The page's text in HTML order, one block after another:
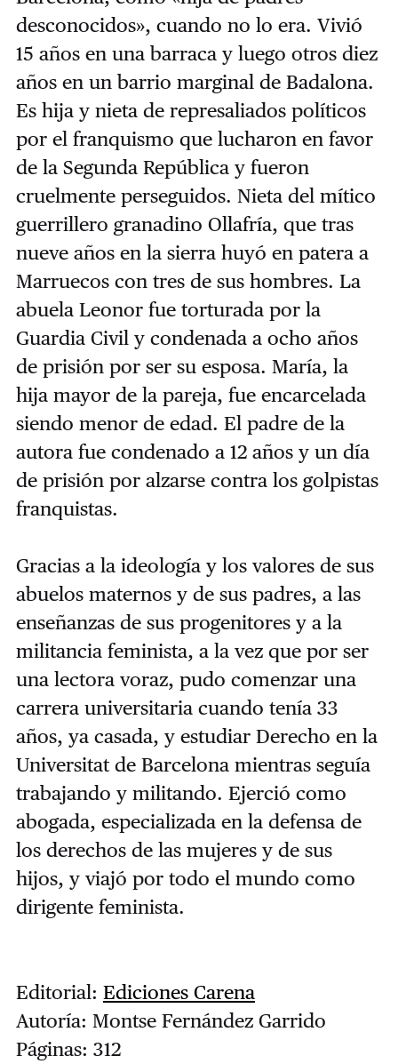
desconocidos», cuando no lo era. Vivió
15 años en una barraca y luego otros diez
años en un barrio marginal de Badalona.
Es hija y nieta de represaliados políticos
por el franquismo que lucharon en favor
de la Segunda República y fueron
cruelmente perseguidos. Nieta del mítico
guerrillero granadino Ollafría, que tras
nueve años en la sierra huyó en patera a
Marruecos con tres de sus hombres. La
abuela Leonor fue torturada por la
Guardia Civil y condenada a ocho años
de prisión por ser su esposa. María, la
hija mayor de la pareja, fue encarcelada
siendo menor de edad. El padre de la
autora fue condenado a 12 años y un día
de prisión por alzarse contra los golpistas
franquistas.
Gracias a la ideología y los valores de sus
abuelos maternos y de sus padres, a las
enseñanzas de sus progenitores y a la
militancia feminista, a la vez que por ser
una lectora voraz, pudo comenzar una
carrera universitaria cuando tenía 33
años, ya casada, y estudiar Derecho en la
Universitat de Barcelona mientras seguía
trabajando y militando. Ejerció como
abogada, especializada en la defensa de
los derechos de las mujeres y de sus
hijos, y viajó por todo el mundo como
dirigente feminista.
Editorial: Ediciones Carena
Autoría: Montse Fernández Garrido
Páginas: 312